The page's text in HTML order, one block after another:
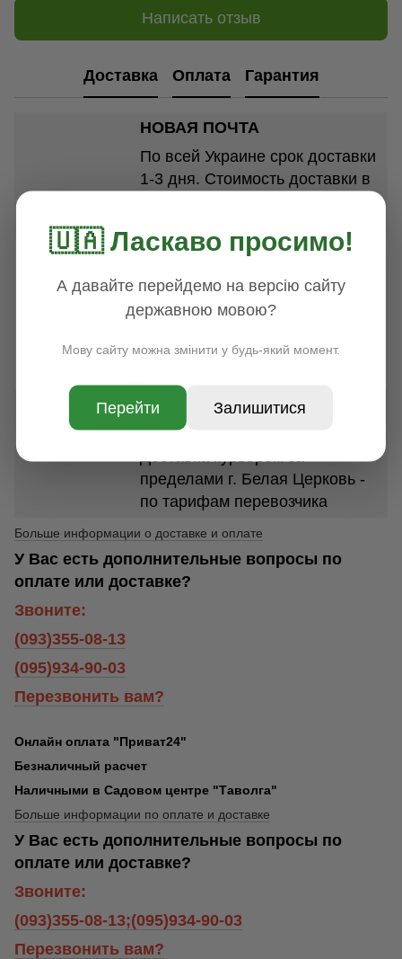
Написать отзыв
Доставка Оплата Гарантия
НОВАЯ ПОЧТА
По всей Украине срок доставки
1-3 дня. Стоимость доставки в
УКРПОЧТА
По всей Украине, срок
доставки 1-7 дней. Стоимость
размеров и веса посылки от 35
Доставка курьером по г. Белая
Церковь - 250 грн.
пределами г. Белая Церковь -
по тарифам перевозчика
Больше информации о доставке и оплате
У Вас есть дополнительные вопросы по
оплате или доставке?
Звоните:
(093)355-08-13
(095)934-90-03
Перезвонить вам?
Онлайн оплата "Приват24"
Безналичный расчет
Наличными в Садовом центре "Таволга"
Больше информации по оплате и доставке
У Вас есть дополнительные вопросы по
оплате или доставке?
Звоните:
(093)355-08-13;(095)934-90-03
Перезвонить вам?
🇺🇦 Ласкаво просимо!
А давайте перейдемо на версію сайту
державною мовою?
Мову сайту можна змінити у будь-який момент.
Перейти Залишитися